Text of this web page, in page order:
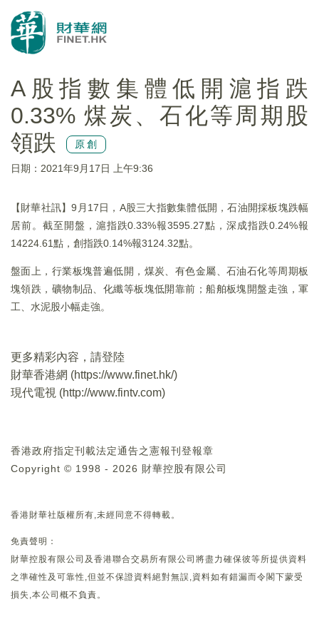
A股指數集體低開滬指跌
0.33% 煤炭、石化等周期股
領跌
原創
日期：2021年9月17日 上午9:36
【財華社訊】9月17日，A股三大指數集體低開，石油開採板塊跌幅
居前。截至開盤，滬指跌0.33%報3595.27點，深成指跌0.24%報
14224.61點，創指跌0.14%報3124.32點。
盤面上，行業板塊普遍低開，煤炭、有色金屬、石油石化等周期板
塊領跌，礦物制品、化纖等板塊低開靠前；船舶板塊開盤走強，軍
工、水泥股小幅走強。
更多精彩內容，請登陸
財華香港網 (https://www.finet.hk/)
現代電視 (http://www.fintv.com)
香港政府指定刊載法定通告之憲報刊登報章
Copyright © 1998 - 2026 財華控股有限公司
香港財華社版權所有,未經同意不得轉載。
免責聲明：
財華控股有限公司及香港聯合交易所有限公司將盡力確保彼等所提供資料
之準確性及可靠性,但並不保證資料絕對無誤,資料如有錯漏而令閣下蒙受
損失,本公司概不負責。